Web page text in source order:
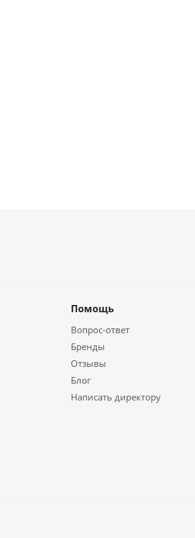
Помощь
Вопрос-ответ
Бренды
Отзывы
Блог
Написать директору